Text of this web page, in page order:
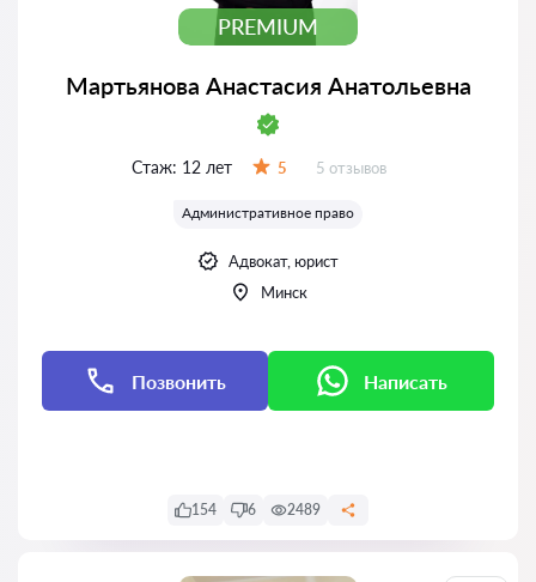
PREMIUM
Мартьянова Анастасия Анатольевна
Стаж: 12 лет 5 Отзывов:
5 отзывов
Административное право
Адвокат, юрист
Минск
Позвонить Написать
154 6 2489